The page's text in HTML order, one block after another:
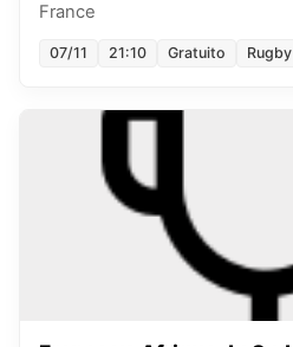
France
07/11 21:10 Gratuito Rugby